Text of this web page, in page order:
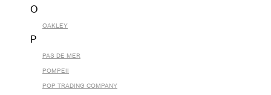
O
OAKLEY
P
PAS DE MER
POMPEII
POP TRADING COMPANY